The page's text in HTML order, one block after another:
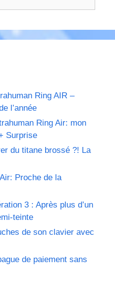
Ring AIR –
l’année
Ring Air: mon
Surprise
du titane brossé ?! La
Proche de la
3 : Après plus d’un
teinte
de son clavier avec
de paiement sans